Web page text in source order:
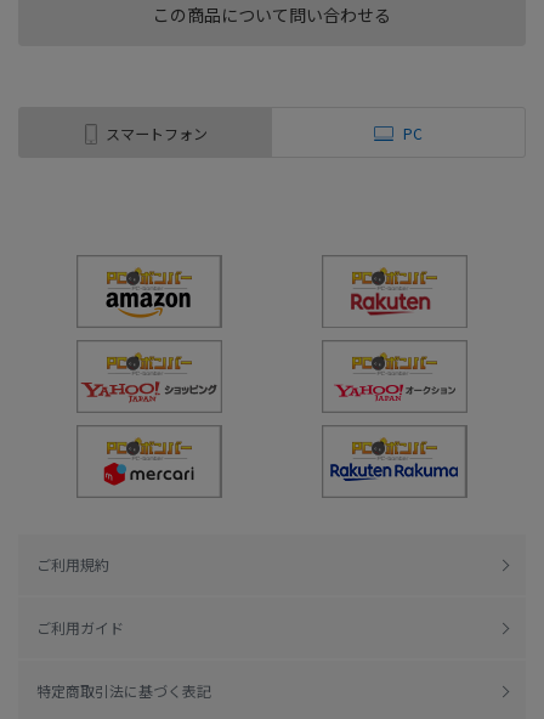
この商品について問い合わせる
スマートフォン PC
ご利用規約
ご利用ガイド
特定商取引法に基づく表記